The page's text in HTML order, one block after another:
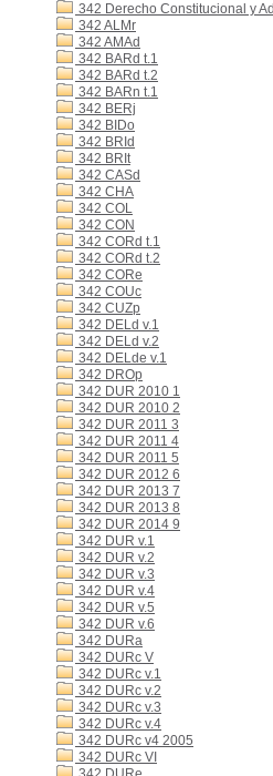
342 Derecho Constitucional y
342 ALMr
342 AMAd
342 BARd t.1
342 BARd t.2
342 BARn t.1
342 BERj
342 BIDo
342 BRId
342 BRIt
342 CASd
342 CHA
342 COL
342 CON
342 CORd t.1
342 CORd t.2
342 CORe
342 COUc
342 CUZp
342 DELd v.1
342 DELd v.2
342 DELde v.1
342 DROp
342 DUR 2010 1
342 DUR 2010 2
342 DUR 2011 3
342 DUR 2011 4
342 DUR 2011 5
342 DUR 2012 6
342 DUR 2013 7
342 DUR 2013 8
342 DUR 2014 9
342 DUR v.1
342 DUR v.2
342 DUR v.3
342 DUR v.4
342 DUR v.5
342 DUR v.6
342 DURa
342 DURc V
342 DURc v.1
342 DURc v.2
342 DURc v.3
342 DURc v.4
342 DURc v4 2005
342 DURc VI